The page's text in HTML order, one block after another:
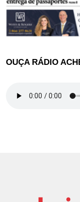
OUÇA RÁDIO